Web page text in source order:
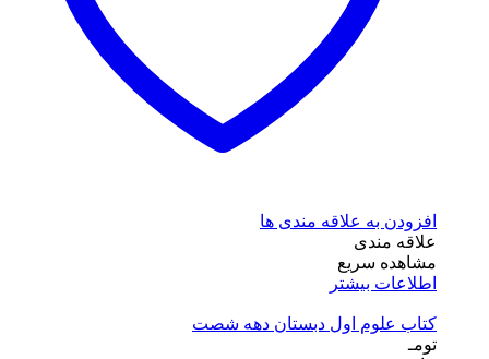
افزودن به علاقه مندی ها
علاقه مندی
مشاهده سریع
اطلاعات بیشتر
کتاب علوم اول دبستان دهه شصت
تومـ